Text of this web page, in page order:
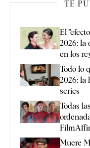
TE
El
2026: la
en los
Todo lo
2026: la
series
Todas
Muere